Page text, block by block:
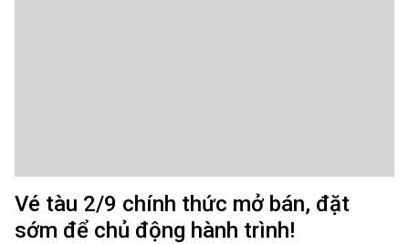
Vé tàu 2/9 chính thức mở bán, đặt
sớm để chủ động hành trình!